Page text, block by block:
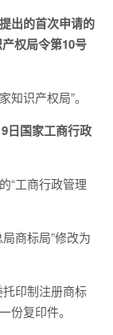
出的首次申请的
权局令第10号
知识产权局”。
日国家工商行政
“工商行政管理
商标局”修改为
托印制注册商标
份复印件。